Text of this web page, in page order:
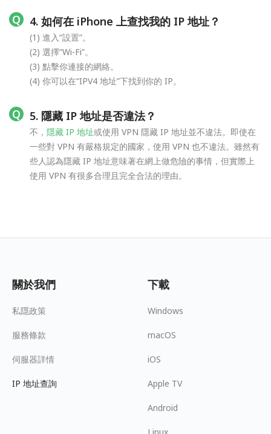
4. 如何在 iPhone 上查找我的 IP 地址？
(1) 進入“設置”。
(2) 選擇“Wi-Fi”。
(3) 點擊你連接的網絡。
(4) 你可以在“IPV4 地址”下找到你的 IP。
5. 隱藏 IP 地址是否違法？
不， 隱藏 IP 地址或使用 VPN 隱藏 IP 地址並不違法。即使在
一些對 VPN 有嚴格規定的國家，使用 VPN 也不違法。雖然有
些人認為隱藏 IP 地址意味著在網上做危險的事情，但實際上
使用 VPN 有很多合理且完全合法的理由。
關於我們
私隱政策
服務條款
伺服器詳情
IP 地址查詢
下載
Windows
macOS
iOS
Apple TV
Android
Linux